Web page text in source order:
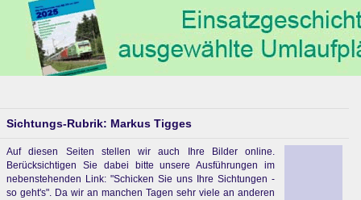
Sichtungs-Rubrik: Markus Tigges
Auf diesen Seiten stellen wir auch Ihre Bilder online.
Berücksichtigen Sie dabei bitte unsere Ausführungen im
nebenstehenden Link: "Schicken Sie uns Ihre Sichtungen -
so geht's". Da wir an manchen Tagen sehr viele an anderen